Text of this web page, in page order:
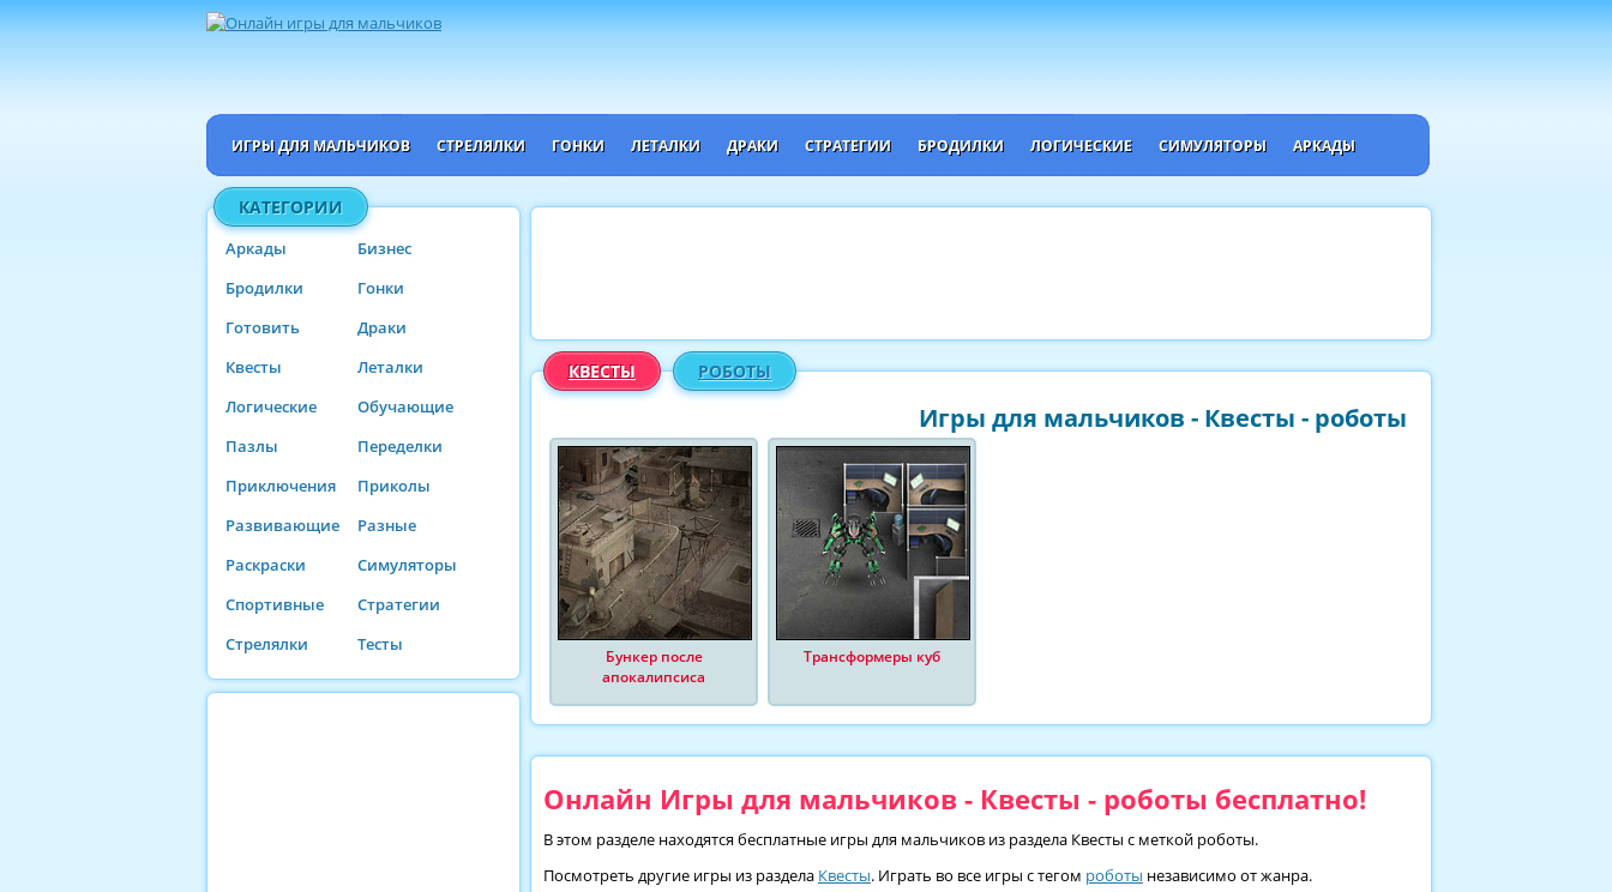
ИГРЫ ДЛЯ МАЛЬЧИКОВ СТРЕЛЯЛКИ ГОНКИ ЛЕТАЛКИ ДРАКИ СТРАТЕГИИ БРОДИЛКИ ЛОГИЧЕСКИЕ СИМУЛЯТОРЫ АРКАДЫ
КАТЕГОРИИ
Аркады
Бизнес
Бродилки
Гонки
Готовить
Драки
Квесты
Леталки
Логические
Обучающие
Пазлы
Переделки
Приключения
Приколы
Развивающие
Разные
Раскраски
Симуляторы
Спортивные
Стратегии
Стрелялки
Тесты
Игры для мальчиков - Квесты - роботы
КВЕСТЫ РОБОТЫ
Бункер после
апокалипсиса
Трансформеры куб
Онлайн Игры для мальчиков - Квесты - роботы бесплатно!
В этом разделе находятся бесплатные игры для мальчиков из раздела Квесты с меткой роботы.
Посмотреть другие игры из раздела Квесты. Играть во все игры с тегом роботы независимо от жанра.